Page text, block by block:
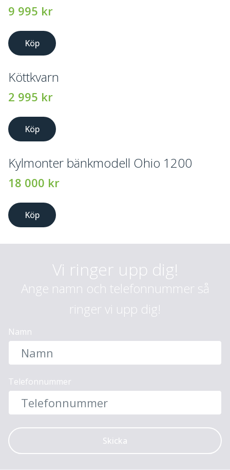
9 995 kr
Köp
Köttkvarn
2 995 kr
Köp
Kylmonter bänkmodell Ohio 1200
18 000 kr
Köp
Vi ringer upp dig!
Ange namn och telefonnummer så
ringer vi upp dig!
Namn
Telefonnummer
Skicka